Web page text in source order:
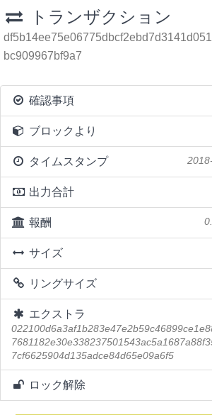
トランザクション
bc909967bf9a7
確認事項
ブロックより
タイムスタンプ
出力合計
報酬
サイズ
リングサイズ
エクストラ
7cf6625904d135adce84d65e09a6f5
ロック解除